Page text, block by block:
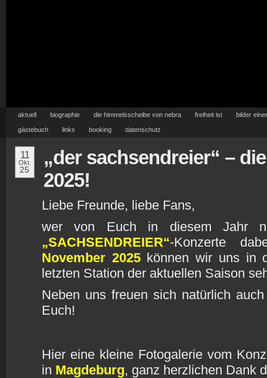
aktuell biographie die himmelsscheibe von nebra freiheit ist bilder
gästebuch links booking datenschutz
11
Okt.
25
„der sachsendreier“ –
2025!
Liebe Freunde, liebe Fans,
wer von Euch in diesem Jahr
„SACHSENDREIER“-Konzerte
November 2025können wir uns in
letzten Station der aktuellen Saison
Neben uns freuen sich natürlich
Euch!
Hier eine kleine Fotogalerie vom
in Magdeburg, ganz herzlichen Dank